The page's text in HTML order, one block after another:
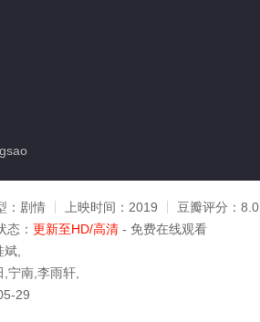
： 剧情 上映时间： 2019 豆瓣评分： 8.0
态： 更新至HD/高清 - 免费在线观看
,
宁南,李雨轩,
29